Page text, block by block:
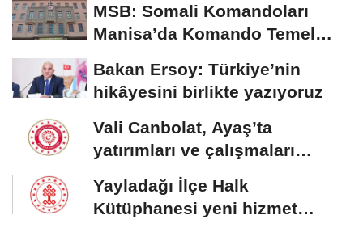
MSB: Somali Komandoları
Manisa’da Komando Temel
Bakan Ersoy: Türkiye’nin
hikâyesini birlikte yazıyoruz
Vali Canbolat, Ayaş’ta
yatırımları ve çalışmaları
Yayladağı İlçe Halk
Kütüphanesi yeni hizmet